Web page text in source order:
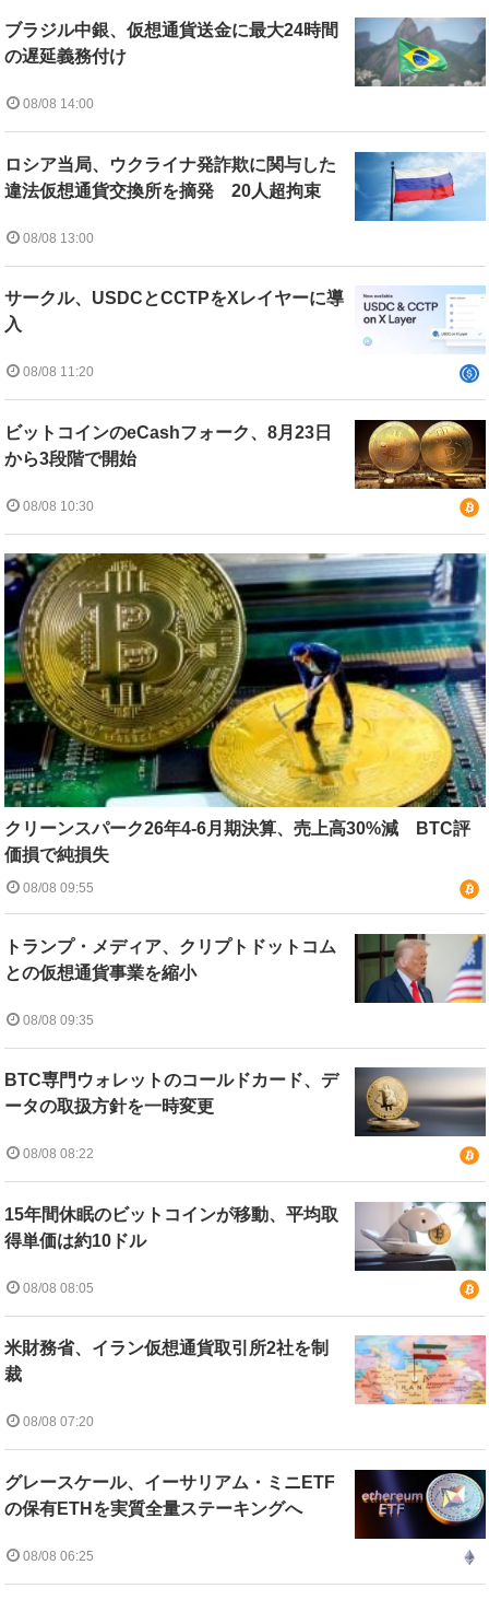
ブラジル中銀、仮想通貨送金に最大24時間
の遅延義務付け
08/08 14:00
ロシア当局、ウクライナ発詐欺に関与した
違法仮想通貨交換所を摘発 20人超拘束
08/08 13:00
サークル、USDCとCCTPをXレイヤーに導
入
08/08 11:20
ビットコインのeCashフォーク、8月23日
から3段階で開始
08/08 10:30
クリーンスパーク26年4-6月期決算、売上高30%減 BTC評
価損で純損失
08/08 09:55
トランプ・メディア、クリプトドットコム
との仮想通貨事業を縮小
08/08 09:35
BTC専門ウォレットのコールドカード、デ
ータの取扱方針を一時変更
08/08 08:22
15年間休眠のビットコインが移動、平均取
得単価は約10ドル
08/08 08:05
米財務省、イラン仮想通貨取引所2社を制
裁
08/08 07:20
グレースケール、イーサリアム・ミニETF
の保有ETHを実質全量ステーキングへ
08/08 06:25